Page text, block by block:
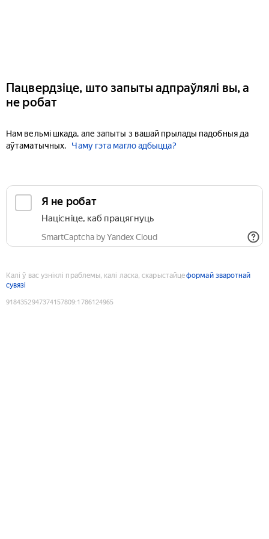
Пацвердзіце, што запыты адпраўлялі вы, а
не робат
Нам вельмі шкада, але запыты з вашай прылады падобныя да
аўтаматычных.
Чаму гэта магло адбыцца?
Я не робат
Націсніце, каб працягнуць
SmartCaptcha by Yandex Cloud
Калі ў вас узніклі праблемы, калі ласка, скарыстайцеформай зваротнай
сувязі
9184352947374157809:1786124965